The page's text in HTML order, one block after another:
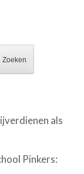
Zoeken
als
Pinkers: